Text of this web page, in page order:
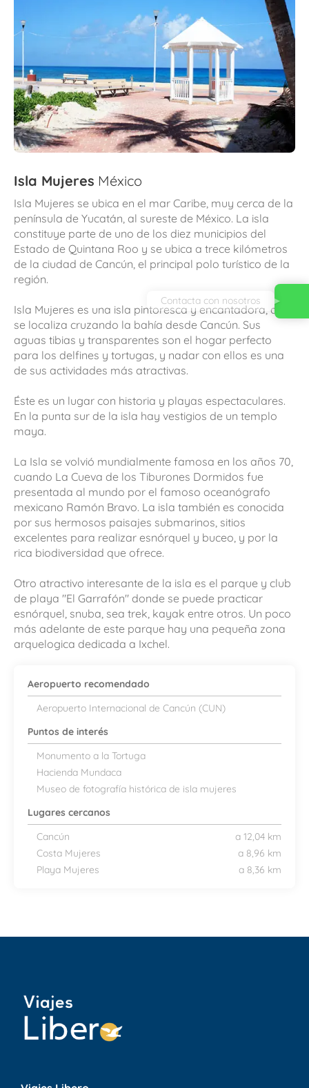
Isla Mujeres México
Isla Mujeres se ubica en el mar Caribe, muy cerca de la
península de Yucatán, al sureste de México. La isla
constituye parte de uno de los diez municipios del
Estado de Quintana Roo y se ubica a trece kilómetros
de la ciudad de Cancún, el principal polo turístico de la
región.
Isla Mujeres es una isla pintoresca y encantadora, que
se localiza cruzando la bahía desde Cancún. Sus
aguas tibias y transparentes son el hogar perfecto
para los delfines y tortugas, y nadar con ellos es una
de sus actividades más atractivas.
Éste es un lugar con historia y playas espectaculares.
En la punta sur de la isla hay vestigios de un templo
maya.
La Isla se volvió mundialmente famosa en los años 70,
cuando La Cueva de los Tiburones Dormidos fue
presentada al mundo por el famoso oceanógrafo
mexicano Ramón Bravo. La isla también es conocida
por sus hermosos paisajes submarinos, sitios
excelentes para realizar esnórquel y buceo, y por la
rica biodiversidad que ofrece.
Otro atractivo interesante de la isla es el parque y club
de playa "El Garrafón" donde se puede practicar
esnórquel, snuba, sea trek, kayak entre otros. Un poco
más adelante de este parque hay una pequeña zona
arquelogica dedicada a Ixchel.
Aeropuerto recomendado
Aeropuerto Internacional de Cancún (CUN)
Puntos de interés
Monumento a la Tortuga
Hacienda Mundaca
Museo de fotografía histórica de isla mujeres
Lugares cercanos
Cancún
a 12,04 km
Costa Mujeres
a 8,96 km
Playa Mujeres
a 8,36 km
Contacta con nosotros